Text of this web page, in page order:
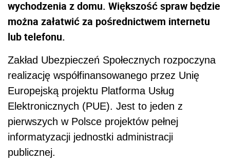
wychodzenia z domu. Większość spraw będzie
można załatwić za pośrednictwem internetu
lub telefonu.
Zakład Ubezpieczeń Społecznych rozpoczyna
realizację współfinansowanego przez Unię
Europejską projektu Platforma Usług
Elektronicznych (PUE). Jest to jeden z
pierwszych w Polsce projektów pełnej
informatyzacji jednostki administracji
publicznej.